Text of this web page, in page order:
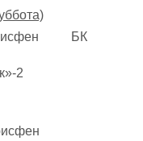
марта 2026 г., г. Речица, ул.
марта 2026 г., г. Могилев,
БК
2